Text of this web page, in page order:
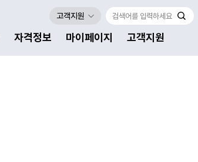
자격정보 마이페이지 고객지원
고객지원